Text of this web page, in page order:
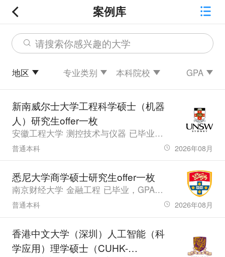
案例库
请搜索你感兴趣的大学
地区 专业类别 本科院校 GPA
新南威尔士大学工程科学硕士（机器
人）研究生offer一枚
安徽工程大学 测控技术与仪器 已毕业，GPA80.79，雅思6.5
普通本科 2026年08月
悉尼大学商学硕士研究生offer一枚
南京财经大学 金融工程 已毕业，GPA3.48，雅思7.5、六级485.0
普通本科 2026年08月
香港中文大学（深圳）人工智能（科
学应用）理学硕士（CUHK-